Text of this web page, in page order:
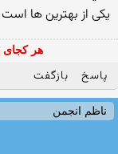
یکی از بهترین ها
هر کجای
پاسخ بازگفت
ناظم انجمن